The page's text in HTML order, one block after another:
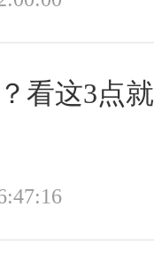
看这3点就